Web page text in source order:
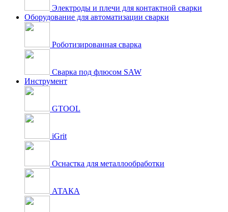
Электроды и плечи для контактной сварки
Оборудование для автоматизации сварки
Роботизированная сварка
Сварка под флюсом SAW
Инструмент
GTOOL
iGrit
Оснастка для металлообработки
АТАКА